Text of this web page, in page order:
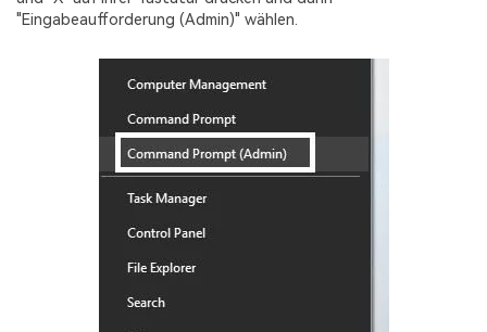
"Eingabeaufforderung (Admin)" wählen.